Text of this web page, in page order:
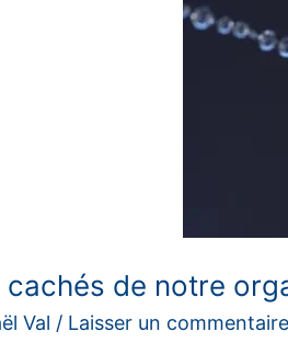
cachés de notre
Val / Laisser un commentaire